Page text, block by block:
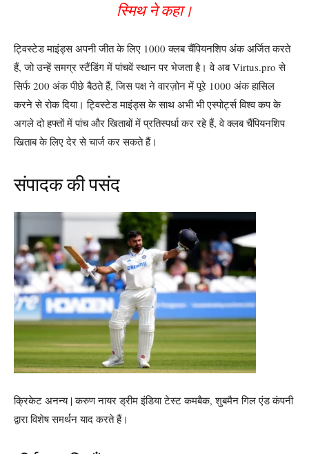
स्मिथ ने कहा।
ट्विस्टेड माइंड्स अपनी जीत के लिए 1000 क्लब चैंपियनशिप अंक अर्जित करते
हैं, जो उन्हें समग्र स्टैंडिंग में पांचवें स्थान पर भेजता है। वे अब Virtus.pro से
सिर्फ 200 अंक पीछे बैठते हैं, जिस पक्ष ने वारज़ोन में पूरे 1000 अंक हासिल
करने से रोक दिया। ट्विस्टेड माइंड्स के साथ अभी भी एस्पोर्ट्स विश्व कप के
अगले दो हफ्तों में पांच और खिताबों में प्रतिस्पर्धा कर रहे हैं, वे क्लब चैंपियनशिप
खिताब के लिए देर से चार्ज कर सकते हैं।
संपादक की पसंद
क्रिकेट अनन्य | करुण नायर ड्रीम इंडिया टेस्ट कमबैक, शुबमैन गिल एंड कंपनी
द्वारा विशेष समर्थन याद करते हैं।